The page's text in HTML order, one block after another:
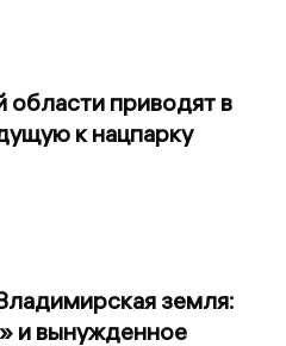
приводят в
к нацпарку
земля:
и вынужденное